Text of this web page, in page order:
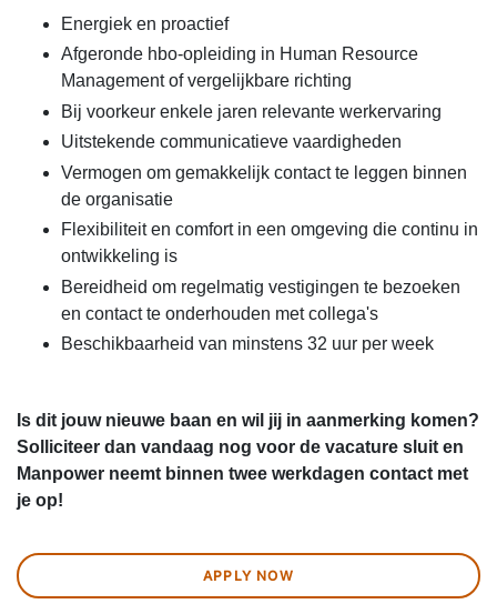
Energiek en proactief
Afgeronde hbo-opleiding in Human Resource
Management of vergelijkbare richting
Bij voorkeur enkele jaren relevante werkervaring
Uitstekende communicatieve vaardigheden
Vermogen om gemakkelijk contact te leggen binnen
de organisatie
Flexibiliteit en comfort in een omgeving die continu in
ontwikkeling is
Bereidheid om regelmatig vestigingen te bezoeken
en contact te onderhouden met collega's
Beschikbaarheid van minstens 32 uur per week
Is dit jouw nieuwe baan en wil jij in aanmerking komen?
Solliciteer dan vandaag nog voor de vacature sluit en
Manpower neemt binnen twee werkdagen contact met
je op!
APPLY NOW